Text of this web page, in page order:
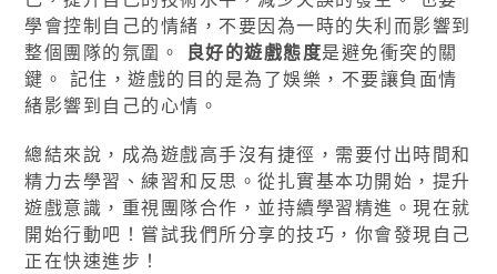
學會控制自己的情緒，不要因為一時的失利而影響到
整個團隊的氛圍。 良好的遊戲態度是避免衝突的關
鍵。 記住，遊戲的目的是為了娛樂，不要讓負面情
緒影響到自己的心情。
總結來說，成為遊戲高手沒有捷徑，需要付出時間和
精力去學習、練習和反思。從扎實基本功開始，提升
遊戲意識，重視團隊合作，並持續學習精進。現在就
開始行動吧！嘗試我們所分享的技巧，你會發現自己
正在快速進步！